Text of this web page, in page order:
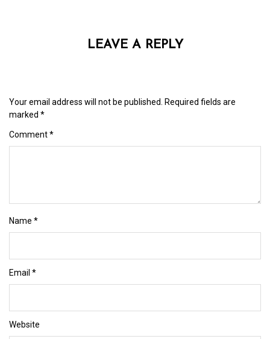
LEAVE A REPLY
Your email address will not be published.
Required fields are
marked *
Comment*
Name *
Email *
Website